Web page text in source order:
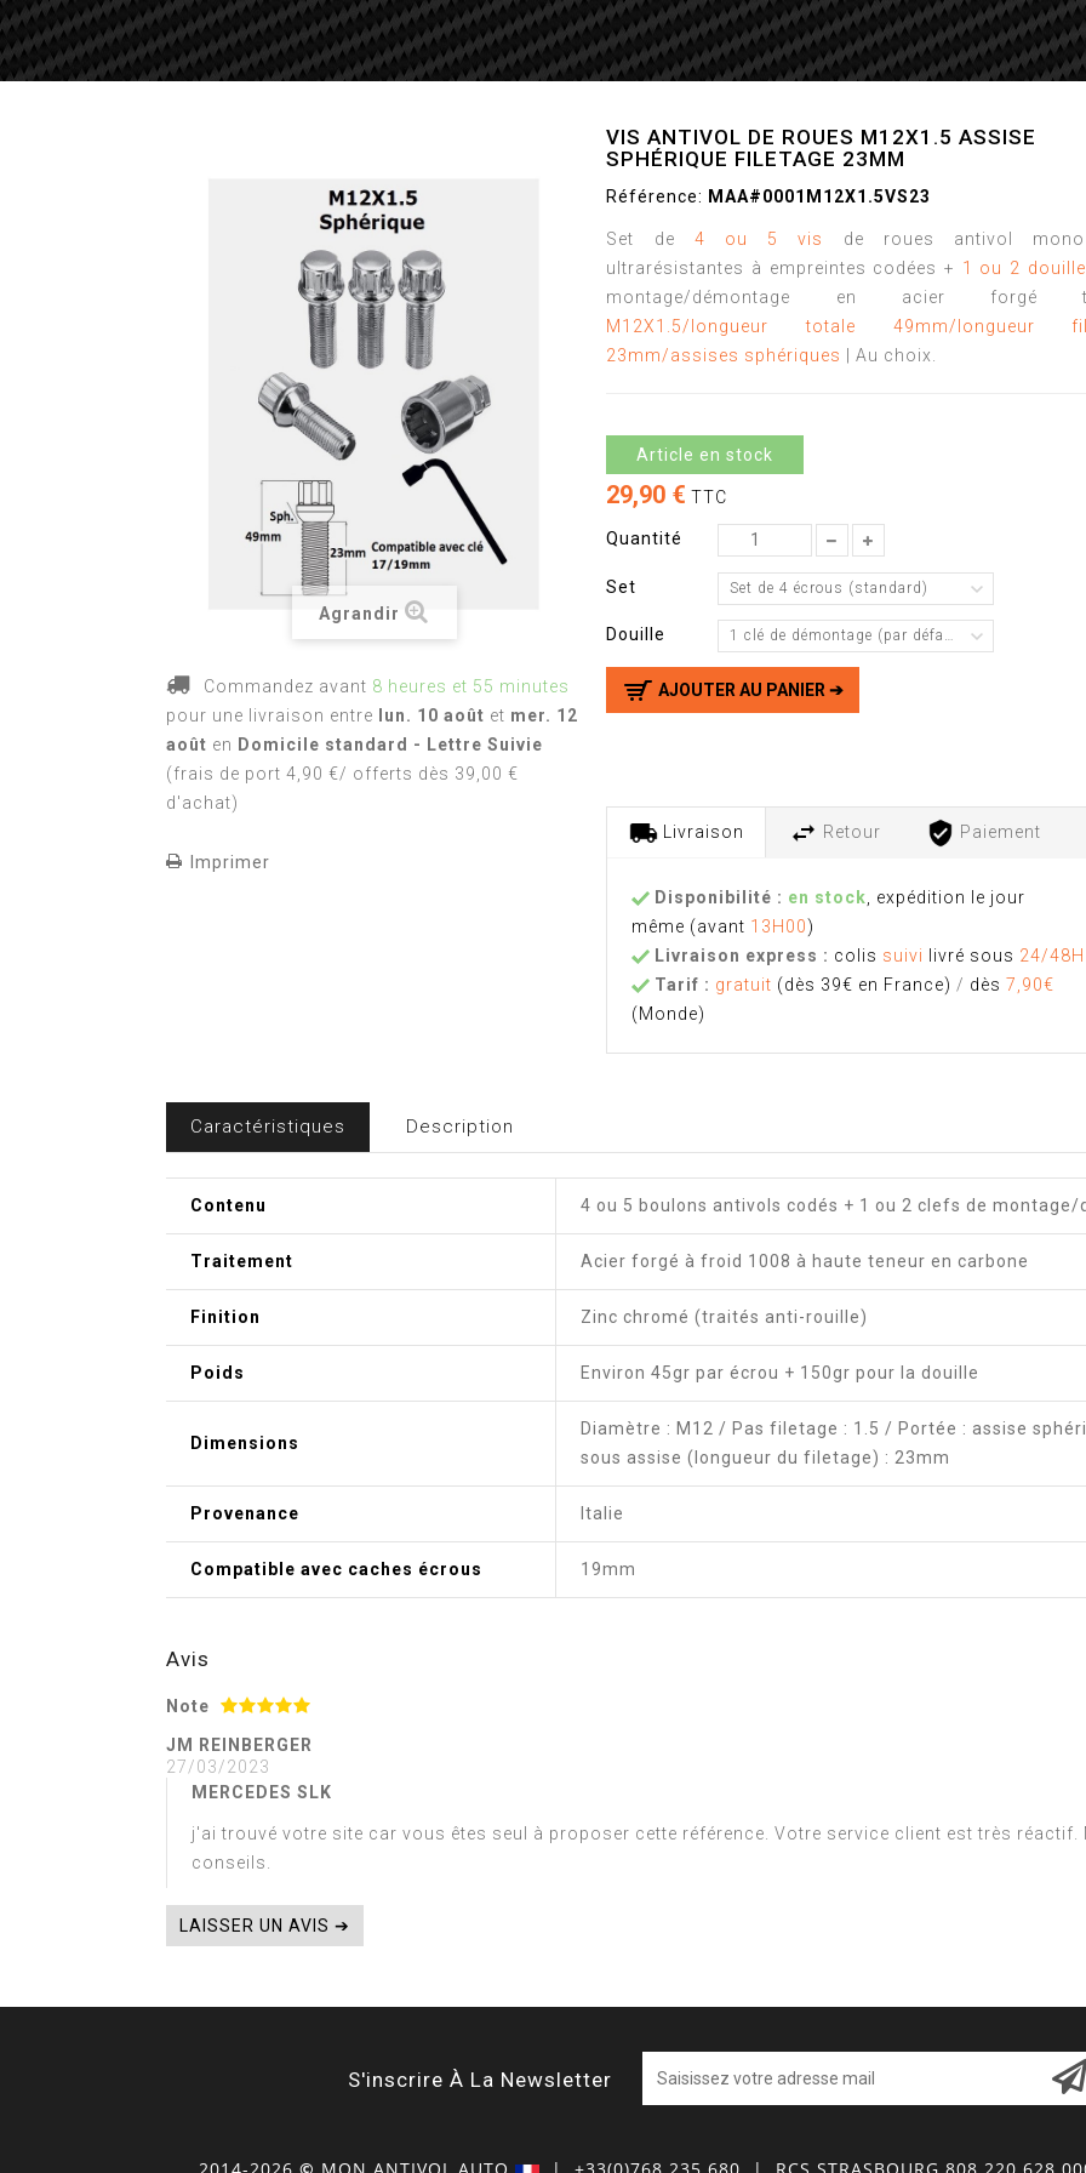
Agrandir
Commandez avant 8 heures et 55 minutes
pour une livraison entre lun. 10 août et mer. 12
août en Domicile standard - Lettre Suivie
(frais de port 4,90 €/ offerts dès 39,00 €
d'achat)
Imprimer
VIS ANTIVOL DE ROUES M12X1.5 ASSISE
SPHÉRIQUE FILETAGE 23MM
Référence: MAA#0001M12X1.5VS23
Set de 4 ou 5 vis de roues antivol
ultrarésistantes à empreintes codées + 1 ou 2
montage/démontage en acier forgé
M12X1.5/longueur totale 49mm/longueur
23mm/assises sphériques
| Au choix.
Article en stock
29,90 € TTC
Quantité
Set Set de 4 écrous (standard)
Douille 1 clé de démontage (par défaut)
AJOUTER AU PANIER ➔
Livraison Retour Paiement
Disponibilité : en stock , expédition le jour
même (avant 13H00)
Livraison express : colis suivi livré sous 24/48H
Tarif : gratuit (dès 39€ en France) / dès 7,90€
(Monde)
Caractéristiques Description
Contenu 4 ou 5 boulons antivols codés + 1 ou 2 clefs de
Traitement Acier forgé à froid 1008 à haute teneur en carbone
Finition Zinc chromé (traités anti-rouille)
Poids Environ 45gr par écrou + 150gr pour la douille
Dimensions
Diamètre : M12 / Pas filetage : 1.5 / Portée : assise
sous assise (longueur du filetage) : 23mm
Provenance Italie
Compatible avec caches écrous 19mm
Avis
Note
JM REINBERGER
27/03/2023
MERCEDES SLK
j'ai trouvé votre site car vous êtes seul à proposer cette référence. Votre service client est très
conseils.
LAISSER UN AVIS ➔
S'inscrire À La Newsletter
2014-2026 © MON ANTIVOL AUTO | +33(0)768 235 680 | RCS STRASBOURG 808 220 628